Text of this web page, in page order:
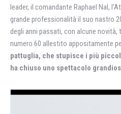
leader, il comandante Raphael Nal,
grande professionalità il suo nastro
degli anni passati, con alcune
numero 60 allestito appositamente
pattuglia, che stupisce i più
ha chiuso uno spettacolo